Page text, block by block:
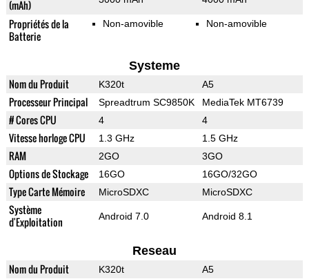
(mAh)
Propriétés de la
Batterie
Non-amovible Non-amovible
Systeme
Nom du Produit K320t A5
Processeur Principal Spreadtrum SC9850K MediaTek MT6739
# Cores CPU 4 4
Vitesse horloge CPU 1.3 GHz 1.5 GHz
RAM 2GO 3GO
Options de Stockage 16GO 16GO/32GO
Type Carte Mémoire MicroSDXC MicroSDXC
Système
d'Exploitation
Android 7.0 Android 8.1
Reseau
Nom du Produit K320t A5